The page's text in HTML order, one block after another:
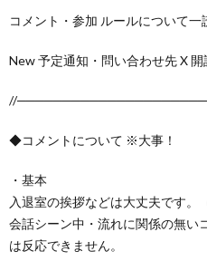
コメント・参加 ルールについて一
New 予定通知・問い合わせ先 X 開
//
◆コメントについて ※大事！
・基本
入退室の挨拶などは大丈夫です。
会話シーン中・流れに関係の無い
は反応できません。